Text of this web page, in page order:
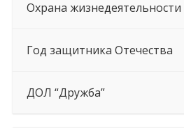
Охрана жизнедеятельности
Год защитника Отечества
ДОЛ “Дружба”